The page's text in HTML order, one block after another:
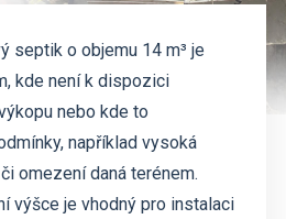
septik o objemu 14 m³ je
kde není k dispozici
nebo kde to
například vysoká
omezení daná terénem.
výšce je vhodný pro instalaci